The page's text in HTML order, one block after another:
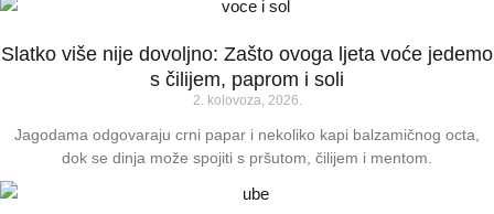
Slatko više nije dovoljno: Zašto ovoga ljeta voće jedemo
s čilijem, paprom i soli
2. kolovoza, 2026.
Jagodama odgovaraju crni papar i nekoliko kapi balzamičnog octa,
dok se dinja može spojiti s pršutom, čilijem i mentom.